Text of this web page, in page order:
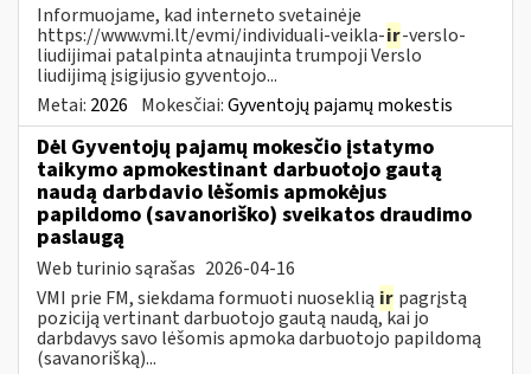
Informuojame, kad interneto svetainėje
https://www.vmi.lt/evmi/individuali-veikla-ir-verslo-
liudijimai patalpinta atnaujinta trumpoji Verslo
liudijimą įsigijusio gyventojo...
Metai: 2026 Mokesčiai:Gyventojų pajamų mokestis
Dėl Gyventojų pajamų mokesčio įstatymo
taikymo apmokestinant darbuotojo gautą
naudą darbdavio lėšomis apmokėjus
papildomo (savanoriško) sveikatos draudimo
paslaugą
Web turinio sąrašas 2026-04-16
VMI prie FM, siekdama formuoti nuoseklią ir pagrįstą
poziciją vertinant darbuotojo gautą naudą, kai jo
darbdavys savo lėšomis apmoka darbuotojo papildomą
(savanorišką)...